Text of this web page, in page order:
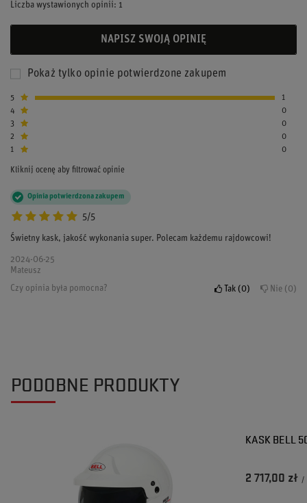
Liczba wystawionych opinii: 1
NAPISZ SWOJĄ OPINIĘ
Pokaż tylko opinie potwierdzone zakupem
5
1
4
0
3
0
2
0
1
0
Kliknij ocenę aby filtrować opinie
5/5
Opinia potwierdzona zakupem
Świetny kask, jakość wykonania super. Polecam każdemu rajdowcowi!
2024-06-25
Mateusz
Czy opinia była pomocna?
Tak 0 Nie 0
PODOBNE PRODUKTY
KASK BELL
2 717,00 zł /